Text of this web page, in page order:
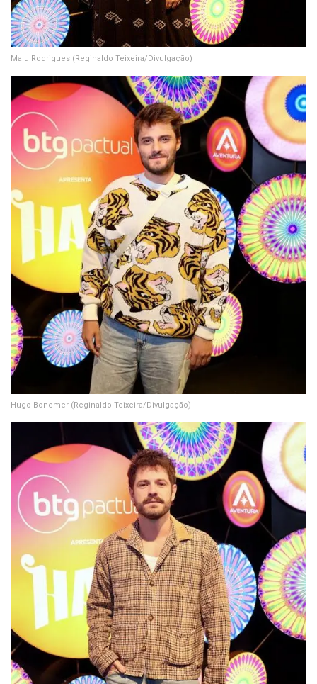
Malu Rodrigues (Reginaldo Teixeira/Divulgação)
Hugo Bonemer (Reginaldo Teixeira/Divulgação)